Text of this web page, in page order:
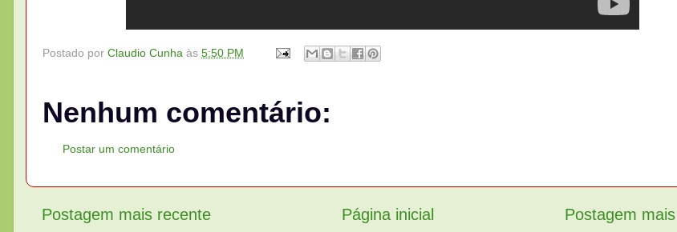
Postado por Claudio Cunha às 5:50 PM
Nenhum comentário:
Postar um comentário
Postagem mais recente Postagem
Página inicial